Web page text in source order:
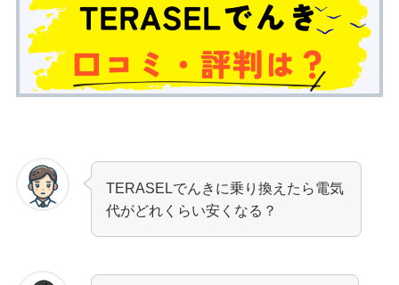
TERASELでんきに乗り換えたら電気
代がどれくらい安くなる？